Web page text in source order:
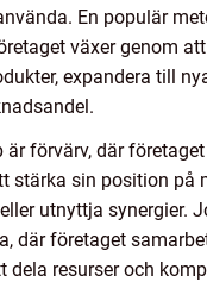
En populär
växer genom
expandera till
är förvärv, där
stärka sin position på
utnyttja synergier.
där företaget
dela resurser och